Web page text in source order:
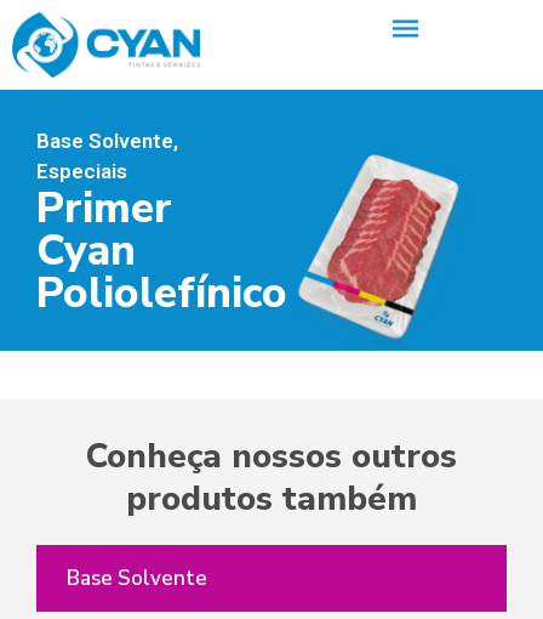
Base Solvente,
Especiais
Primer
Cyan
Poliolefínico
Conheça nossos outros
produtos também
Base Solvente